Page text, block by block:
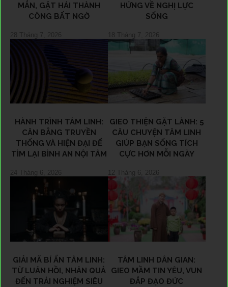
MẮN, GẶT HÁI THÀNH
CÔNG BẤT NGỜ
28 Tháng 7, 2026
HỨNG VỀ NGHỊ LỰC
SỐNG
18 Tháng 7, 2026
HÀNH TRÌNH TÂM LINH:
CÂN BẰNG TRUYỀN
THỐNG VÀ HIỆN ĐẠI ĐỂ
TÌM LẠI BÌNH AN NỘI TÂM
24 Tháng 6, 2026
GIEO THIỆN GẶT LÀNH: 5
CÂU CHUYỆN TÂM LINH
GIÚP BẠN SỐNG TÍCH
CỰC HƠN MỖI NGÀY
12 Tháng 6, 2026
GIẢI MÃ BÍ ẨN TÂM LINH:
TỪ LUÂN HỒI, NHÂN QUẢ
ĐẾN TRẢI NGHIỆM SIÊU
TÂM LINH DÂN GIAN:
GIEO MẦM TIN YÊU, VUN
ĐẮP ĐẠO ĐỨC